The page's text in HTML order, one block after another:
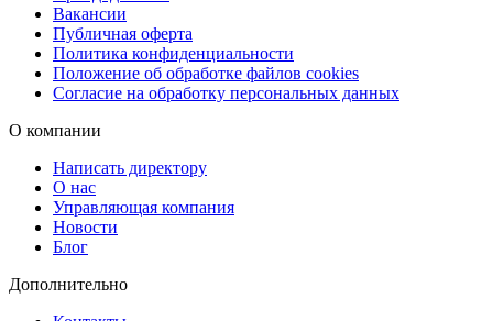
С нами процесс создания каталога станет максимально
комфортным и эффективным!
Вакансии
Публичная оферта
Политика конфиденциальности
Положение об обработке файлов cookies
Согласие на обработку персональных данных
О компании
Написать директору
О нас
Управляющая компания
Новости
Блог
Дополнительно